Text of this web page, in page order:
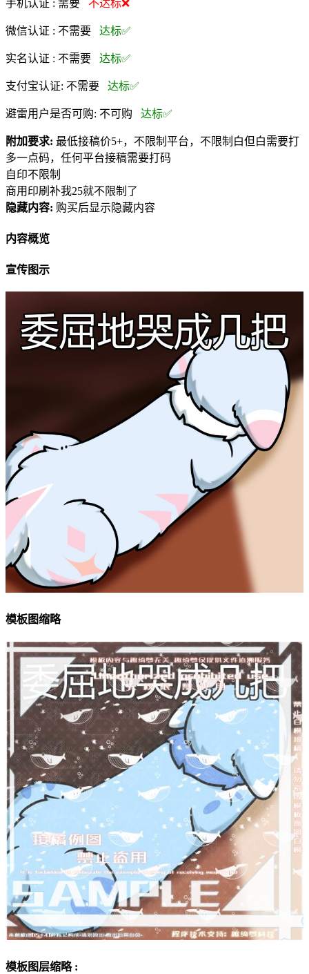
手机认证 : 需要 不达标❌
微信认证 : 不需要 达标✅
实名认证 : 不需要 达标✅
支付宝认证: 不需要 达标✅
避雷用户是否可购: 不可购 达标✅
附加要求: 最低接稿价5+，不限制平台，不限制白但白需要打
多一点码，任何平台接稿需要打码
自印不限制
商用印刷补我25就不限制了
隐藏内容: 购买后显示隐藏内容
内容概览
宣传图示
模板图缩略
模板图层缩略 :